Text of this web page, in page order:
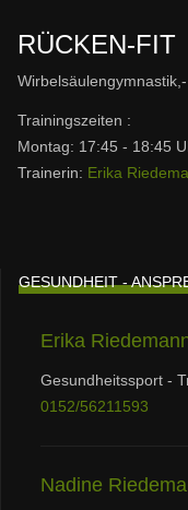
RÜCKEN-FIT
Trainingszeiten :
Montag: 17:45 - 18:45
Trainerin: Erika
GESUNDHEIT -
Erika
Gesundheitssport -
0152/56211593
Nadine